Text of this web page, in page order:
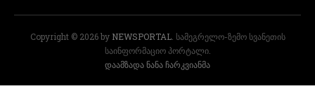
Copyright © 2026 by NEWSPORTAL. სამეგრელო-ზემო სვანეთის
საინფორმაციო პორტალი.
დაამზადა ნანა ჩარკვიანმა